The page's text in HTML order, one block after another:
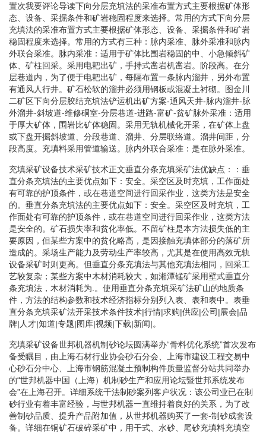
置次我要评论导读下向分层充填法的采准布置方式主要根据矿体形
态、设备、采掘条件和矿岩稳固程度来选择。常用的方式下向分层
充填法的采准布置方式主要根据矿体形态、设备、采掘条件和矿岩
稳固程度来选择。常用的方式有三种：脉内采准、脉外采准和脉内
外联合采准。脉内采准：适用于矿体比围岩稳固的中、小急倾斜矿
体、矿柱回采。采用电耙出矿，手持式凿岩机凿岩。阶段高。在分
层巷道内，为了便于电耙出矿，每隔布置一条脉内溜井，另外布置
有通风人行井。矿石松软的溜井必须用钢板或混凝土衬砌。图金川
二矿区下向分层胶结充填法铲运机出矿方案-通风天井-脉内溜井-脉
外溜井-斜坡道-维修硐室-分层巷道-进路-富矿-贫矿脉外采准：适用
于厚大矿体，围岩比矿体稳固。采用无轨机械化开采，在矿体上盘
或下盘开掘斜坡道、分段巷道、溜井、分层联络道。溜井间距，分
段高度。充填料采用管道输送。脉内外联合采准：是在脉外采准。
充填采矿设备技术采矿技术正文垂直分条充填采矿法优缺点：：垂
直分条充填法的主要优点如下：安全。采空区及时充填，工作面处
有可靠的护顶条件，或在巷道空间进行回采作业，这类方法是安全
的。垂直分条充填法的主要优点如下：安全。采空区及时充填，工
作面处有可靠的护顶条件，或在巷道空间进行回采作业，这类方法
是安全的。矿石损失率和贫化率低。不留矿柱是本方法损失低的主
要原因，但某些方案中的贫化略高，是因接触充填体部分的落矿所
造成的。采场生产能力及劳动生产率较高，尤其是在使用高效无轨
设备采矿时则更高。但垂直分条充填法与其他充填法相同，回采工
艺较复杂；某些方案中木材消耗较大，如湘潭锰矿采用壁式垂直分
条充填法，木材消耗为.。使用垂直分条充填采矿法矿山的地质条
件，方法的结构参数和技术经济指标分别列入表、表和表中。表垂
直分条充填采矿法开采技术条件技术|行情|求购|供应|公司|展会|品
牌|人才|知道|专题|图库|视频|下载|新闻|。
充填采矿设备世邦机器机制砂论坛圆满举办“骨料优化系统”首次发布
备受瞩目，由上海石材行业协会砂石分会、上海市建设工程交易中
心砂石分中心、上海市钢筋混凝土预制构件质量监督分站共同举办
的“世邦机器中国（上海）机制砂生产和应用论坛暨世邦系统发布
会”在上海召开。详细系统干法制砂案列客户状况：该公司业已在制
砂行业有着丰富经验，与世邦机器一直维持着良好的关系，为了改
善制砂品质、提升产品附加值，从世邦机器购买了一套-制砂成套设
备。详细在铜矿石破碎采矿中，用干式、水砂、尾砂充填料充填空